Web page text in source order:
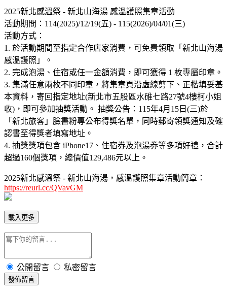
2025新北感溫祭 - 新北山海湯 感溫護照集章活動
活動期間：114(2025)/12/19(五) - 115(2026)/04/01(三)
活動方式：
1. 於活動期間至指定合作店家消費，可免費領取「新北山海湯
感溫護照」。
2. 完成泡湯、住宿或任一金額消費，即可獲得 1 枚專屬印章。
3. 集滿任意兩枚不同印章，將集章頁沿虛線剪下、正楷填妥基
本資料，寄回指定地址(新北市五股區水碓七路27號4樓柯小姐
收)，即可參加抽獎活動。 抽獎公告：115年4月15日(三)於
「新北旅客」臉書粉專公布得獎名單，同時郵寄領獎通知及確
認書至得獎者填寫地址。
4. 抽獎獎項包含 iPhone17、住宿券及泡湯券等多項好禮，合計
超過160個獎項，總價值129,486元以上。
2025新北感溫祭 - 新北山海湯，感溫護照集章活動簡章：
https://reurl.cc/QVavGM
載入更多
公開留言 私密留言
發佈留言